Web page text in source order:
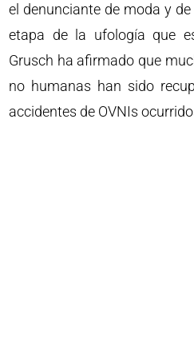
el denunciante de moda y
etapa de la ufología que
Grusch ha afirmado que
no humanas han sido
accidentes de OVNIs